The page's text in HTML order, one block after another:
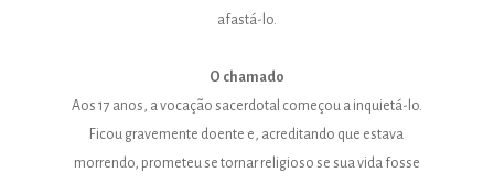
afastá-lo.
O chamado
Aos 17 anos, a vocação sacerdotal começou a inquietá-lo.
Ficou gravemente doente e, acreditando que estava
morrendo, prometeu se tornar religioso se sua vida fosse